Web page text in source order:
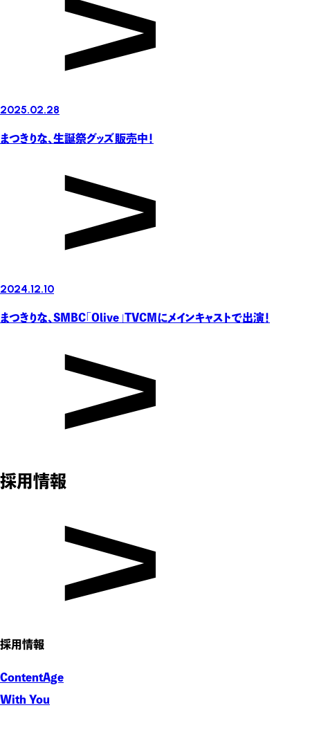
2025.02.28
まつきりな、生誕祭グッズ販売中！
2024.12.10
まつきりな、SMBC「Olive」TVCMにメインキャストで出演！
採用情報
採用情報
ContentAge
With You